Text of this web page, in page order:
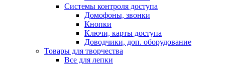
Системы контроля доступа
Домофоны, звонки
Кнопки
Ключи, карты доступа
Доводчики, доп. оборудование
Товары для творчества
Все для лепки